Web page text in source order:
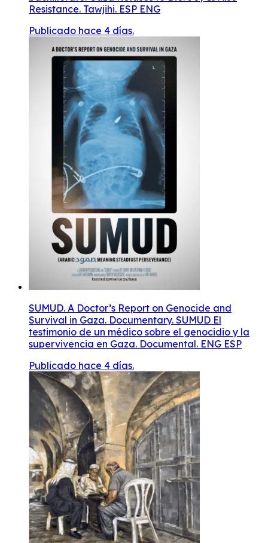
Resistance. Tawjihi. ESP ENG
Publicado hace 4 días.
SUMUD. A Doctor’s Report on Genocide and
Survival in Gaza. Documentary. SUMUD El
testimonio de un médico sobre el genocidio y la
supervivencia en Gaza. Documental. ENG ESP
Publicado hace 4 días.